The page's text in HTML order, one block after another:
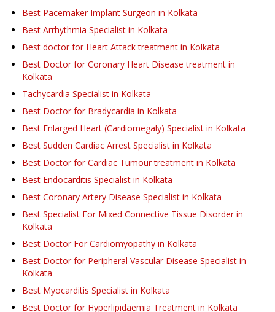
Best Pacemaker Implant Surgeon in Kolkata
Best Arrhythmia Specialist in Kolkata
Best doctor for Heart Attack treatment in Kolkata
Best Doctor for Coronary Heart Disease treatment in
Kolkata
Tachycardia Specialist in Kolkata
Best Doctor for Bradycardia in Kolkata
Best Enlarged Heart (Cardiomegaly) Specialist in Kolkata
Best Sudden Cardiac Arrest Specialist in Kolkata
Best Doctor for Cardiac Tumour treatment in Kolkata
Best Endocarditis Specialist in Kolkata
Best Coronary Artery Disease Specialist in Kolkata
Best Specialist For Mixed Connective Tissue Disorder in
Kolkata
Best Doctor For Cardiomyopathy in Kolkata
Best Doctor for Peripheral Vascular Disease Specialist in
Kolkata
Best Myocarditis Specialist in Kolkata
Best Doctor for Hyperlipidaemia Treatment in Kolkata